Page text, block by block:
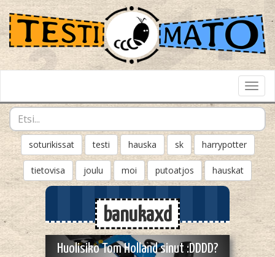
soturikissat testi hauska sk harrypotter
tietovisa joulu moi putoatjos hauskat
banukaxd
Huolisiko Tom Holland sinut :DDDD?